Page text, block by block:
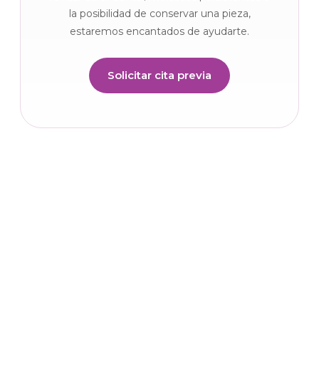
la posibilidad de conservar una pieza,
estaremos encantados de ayudarte.
Solicitar cita previa